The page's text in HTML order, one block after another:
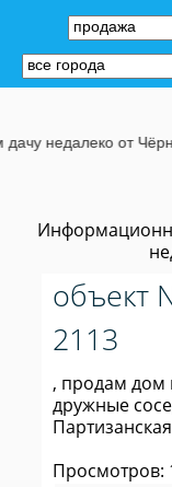
объект
2113
, продам дом
дружные
Партизанская
Просмотров:
недалеко от